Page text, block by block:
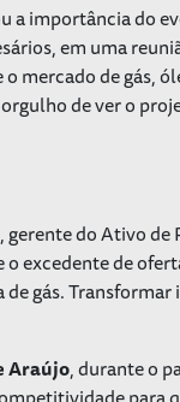
a importância do
em uma
mercado de gás,
de ver o
gerente do Ativo de
excedente de
gás. Transformar
Araújo, durante o